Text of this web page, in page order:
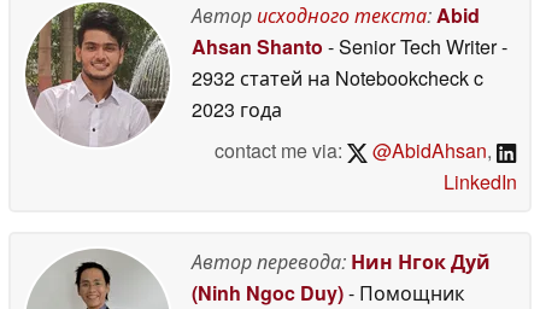
Авторисходного текста:Abid
Ahsan Shanto - Senior Tech Writer-
2932 статей на Notebookcheckc
2023 года
contact me via:
@AbidAhsan,
LinkedIn
Автор перевода: Нин Нгок Дуй
(Ninh Ngoc Duy)- Помощник